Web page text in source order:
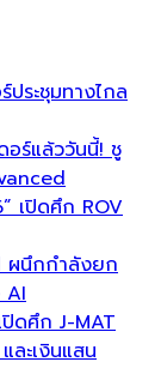
ระชุมทางไกล
อร์แล้ววันนี้! ชู
เปิดศึก ROV
ผนึกกำลังยก
AI
ดศึก J-MAT
ละเงินแสน